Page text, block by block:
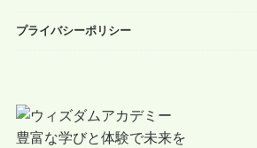
プライバシーポリシー